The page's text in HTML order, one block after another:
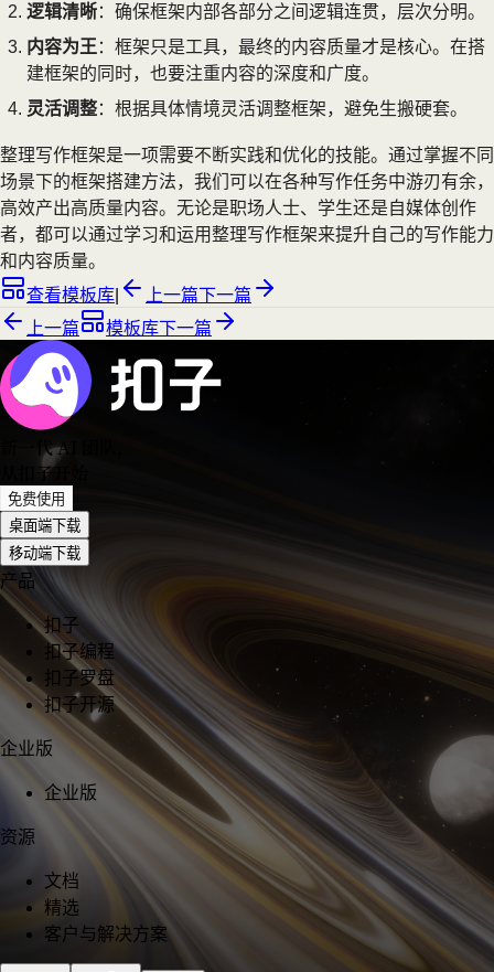
逻辑清晰：确保框架内部各部分之间逻辑连贯，层次分明。
内容为王 ：框架只是工具，最终的内容质量才是核心。在搭
建框架的同时，也要注重内容的深度和广度。
灵活调整：根据具体情境灵活调整框架，避免生搬硬套。
整理写作框架是一项需要不断实践和优化的技能。通过掌握不同
场景下的框架搭建方法，我们可以在各种写作任务中游刃有余，
高效产出高质量内容。无论是职场人士、学生还是自媒体创作
者，都可以通过学习和运用整理写作框架来提升自己的写作能力
和内容质量。
查看模板库
上一篇下一篇
上一篇
模板库下一篇
新一代 AI 团队
从扣子开始
免费使用
桌面端下载
移动端下载
产品
扣子
扣子编程
扣子罗盘
扣子开源
企业版
企业版
资源
文档
精选
客户与解决方案